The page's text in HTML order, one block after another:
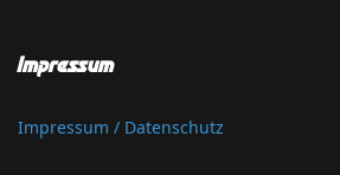
Impressum
Impressum / Datenschutz